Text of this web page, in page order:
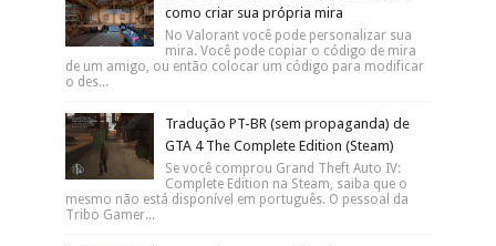
como criar sua própria mira
No Valorant você pode personalizar sua
mira. Você pode copiar o código de mira
de um amigo, ou então colocar um código para modificar
o des...
Tradução PT-BR (sem propaganda) de
GTA 4 The Complete Edition (Steam)
Se você comprou Grand Theft Auto IV:
Complete Edition na Steam, saiba que o
mesmo não está disponível em português. O pessoal da
Tribo Gamer...